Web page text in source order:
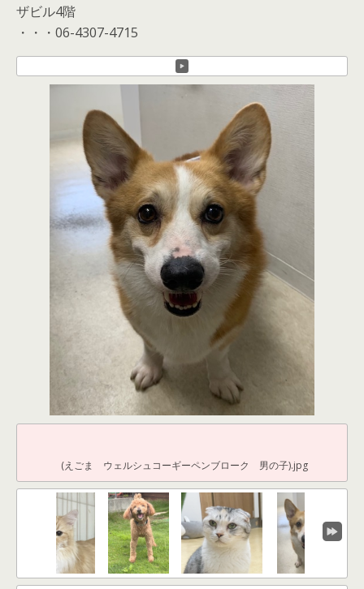
ザビル4階
・・・06-4307-4715
(えごま ウェルシュコーギーペンブローク 男の子).jpg